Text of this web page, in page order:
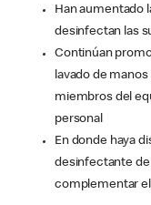
Han aumentado
desinfectan las
Continúan
lavado de
miembros del
personal
En donde haya
desinfectante de
complementar